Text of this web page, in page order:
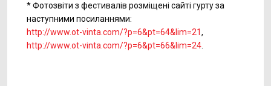
* Фотозвіти з фестивалів розміщені сайті гурту за
наступними посиланнями:
http://www.ot-vinta.com/?p=6&pt=64&lim=21,
http://www.ot-vinta.com/?p=6&pt=66&lim=24